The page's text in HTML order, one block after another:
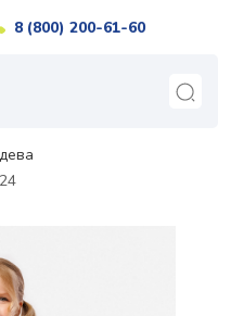
8 (800) 200-61-60